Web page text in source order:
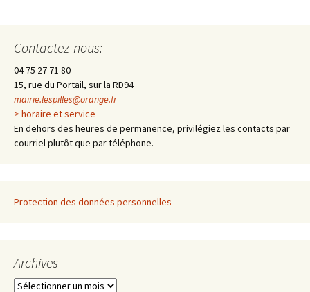
articles
Contactez-nous:
04 75 27 71 80
15, rue du Portail, sur la RD94
mairie.lespilles@orange.fr
> horaire et service
En dehors des heures de permanence, privilégiez les contacts par
courriel plutôt que par téléphone.
Protection des données personnelles
Archives
A